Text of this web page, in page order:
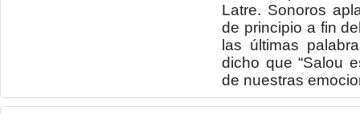
Latre. Sonoros
de principio a fin
las últimas
dicho que “Salou
de nuestras